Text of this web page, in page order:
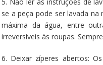
se a peça pode ser lavada
máxima da água, entre
irreversíveis às roupas.
6. Deixar zíperes abertos: